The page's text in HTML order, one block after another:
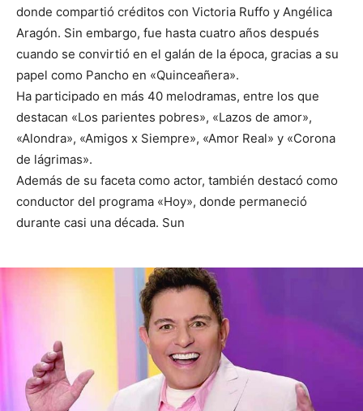
donde compartió créditos con Victoria Ruffo y Angélica
Aragón. Sin embargo, fue hasta cuatro años después
cuando se convirtió en el galán de la época, gracias a su
papel como Pancho en «Quinceañera».
Ha participado en más 40 melodramas, entre los que
destacan «Los parientes pobres», «Lazos de amor»,
«Alondra», «Amigos x Siempre», «Amor Real» y «Corona
de lágrimas».
Además de su faceta como actor, también destacó como
conductor del programa «Hoy», donde permaneció
durante casi una década. Sun